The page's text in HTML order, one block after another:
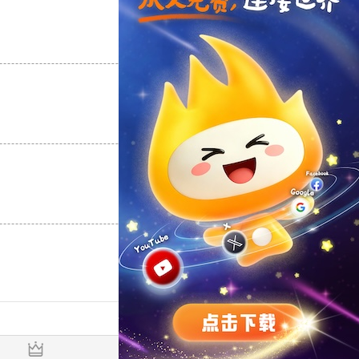
支持
反对 [0]
支持[0] 反对[0]